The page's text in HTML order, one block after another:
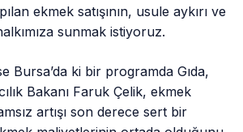
ekmek satışının, usule aykırı ve
sunmak istiyoruz.
Bursa’da ki bir programda Gıda,
Bakanı Faruk Çelik, ekmek
artışı son derece sert bir